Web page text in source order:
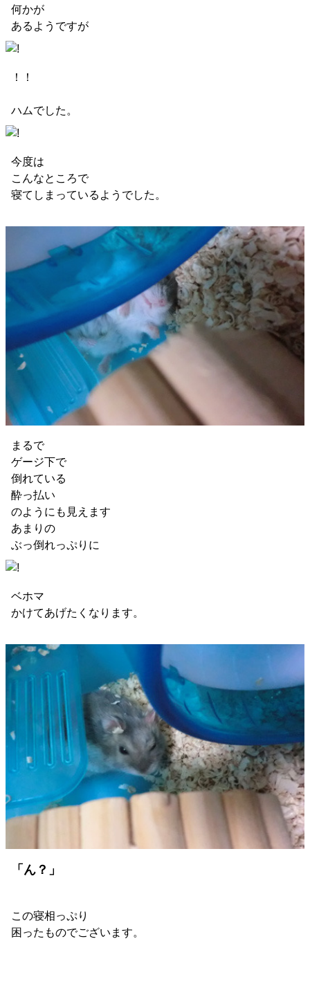
何かが
あるようですが
！！
ハムでした。
今度は
こんなところで
寝てしまっているようでした。
まるで
ゲージ下で
倒れている
酔っ払い
のようにも見えます
あまりの
ぶっ倒れっぷりに
ベホマ
かけてあげたくなります。
「ん？」
この寝相っぷり
困ったものでございます。